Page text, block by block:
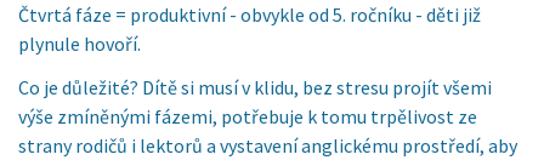
Čtvrtá fáze = produktivní - obvykle od 5. ročníku - děti již
plynule hovoří.
Co je důležité? Dítě si musí v klidu, bez stresu projít všemi
výše zmíněnými fázemi, potřebuje k tomu trpělivost ze
strany rodičů i lektorů a vystavení anglickému prostředí, aby